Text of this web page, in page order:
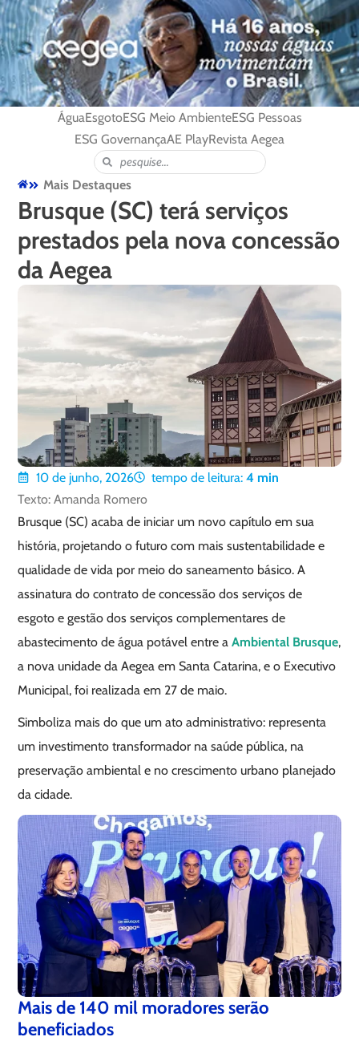
ÁguaEsgotoESG Meio AmbienteESG Pessoas
ESG GovernançaAE PlayRevista Aegea
Mais Destaques
Brusque (SC) terá serviços
prestados pela nova concessão
da Aegea
10 de junho, 2026 tempo de leitura: 4 min
Texto: Amanda Romero
Brusque (SC) acaba de iniciar um novo capítulo em sua
história, projetando o futuro com mais sustentabilidade e
qualidade de vida por meio do saneamento básico. A
assinatura do contrato de concessão dos serviços de
esgoto e gestão dos serviços complementares de
abastecimento de água potável entre aAmbiental Brusque,
a nova unidade da Aegea em Santa Catarina, e o Executivo
Municipal, foi realizada em 27 de maio.
Simboliza mais do que um ato administrativo: representa
um investimento transformador na saúde pública, na
preservação ambiental e no crescimento urbano planejado
da cidade.
Mais de 140 mil moradores serão
beneficiados